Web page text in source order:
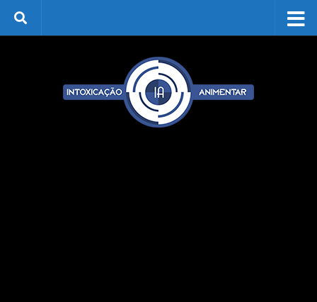
Skip to content